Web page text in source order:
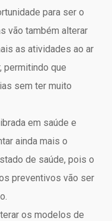
para ser o
vão também alterar
as atividades ao ar
permitindo que
sem ter muito
em saúde e
ainda mais o
de saúde, pois o
preventivos vão ser
os modelos de